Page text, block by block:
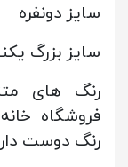
سایز دونفره
سایز بزرگ
رنگ های
فروشگاه
رنگ دوست